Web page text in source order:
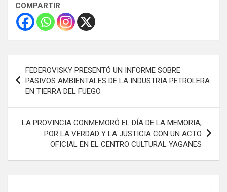
COMPARTIR
de
entradas
FEDEROVISKY PRESENTÓ UN INFORME SOBRE
PASIVOS AMBIENTALES DE LA INDUSTRIA PETROLERA
EN TIERRA DEL FUEGO
LA PROVINCIA CONMEMORÓ EL DÍA DE LA MEMORIA,
POR LA VERDAD Y LA JUSTICIA CON UN ACTO
OFICIAL EN EL CENTRO CULTURAL YAGANES